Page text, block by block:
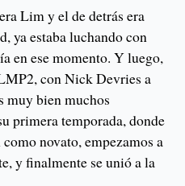
Lim y el de detrás era
ya estaba luchando con
en ese momento. Y luego,
con Nick Devries a
muy bien muchos
primera temporada, donde
novato, empezamos a
y finalmente se unió a la